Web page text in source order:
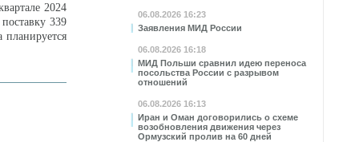
06.08.2026 16:23
Заявления МИД России
06.08.2026 16:18
МИД Польши сравнил идею переноса
посольства России с разрывом
отношений
06.08.2026 16:13
Иран и Оман договорились о схеме
возобновления движения через
Ормузский пролив на 60 дней
2024
339
планируется